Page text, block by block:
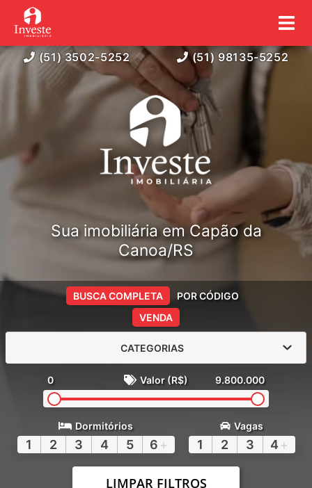
(51) 3502-5252 (51) 98135-5252
Sua imobiliária em Capão da
Canoa/RS
VENDA
BUSCA COMPLETA POR CÓDIGO
CATEGORIAS
0 Valor (R$) 9.800.000
Dormitórios
1 2 3 4 5 6 +
Vagas
1 2 3 4 +
LIMPAR FILTROS